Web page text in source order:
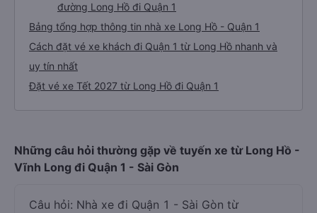
đường Long Hồ đi Quận 1
Bảng tổng hợp thông tin nhà xe Long Hồ - Quận 1
Cách đặt vé xe khách đi Quận 1 từ Long Hồ nhanh và
uy tín nhất
Đặt vé xe Tết 2027 từ Long Hồ đi Quận 1
Những câu hỏi thường gặp về tuyến xe từ Long Hồ -
Vĩnh Long đi Quận 1 - Sài Gòn
Câu hỏi: Nhà xe đi Quận 1 - Sài Gòn từ